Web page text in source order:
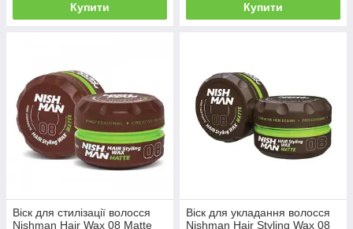
Купити Купити
Віск для стилізації волосся
Nishman Hair Wax 08 Matte
Віск для укладання волосся
Nishman Hair Styling Wax 08